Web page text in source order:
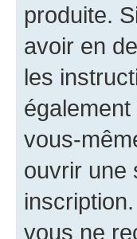
produite.
avoir en
les
vous-
ouvrir une
vous ne